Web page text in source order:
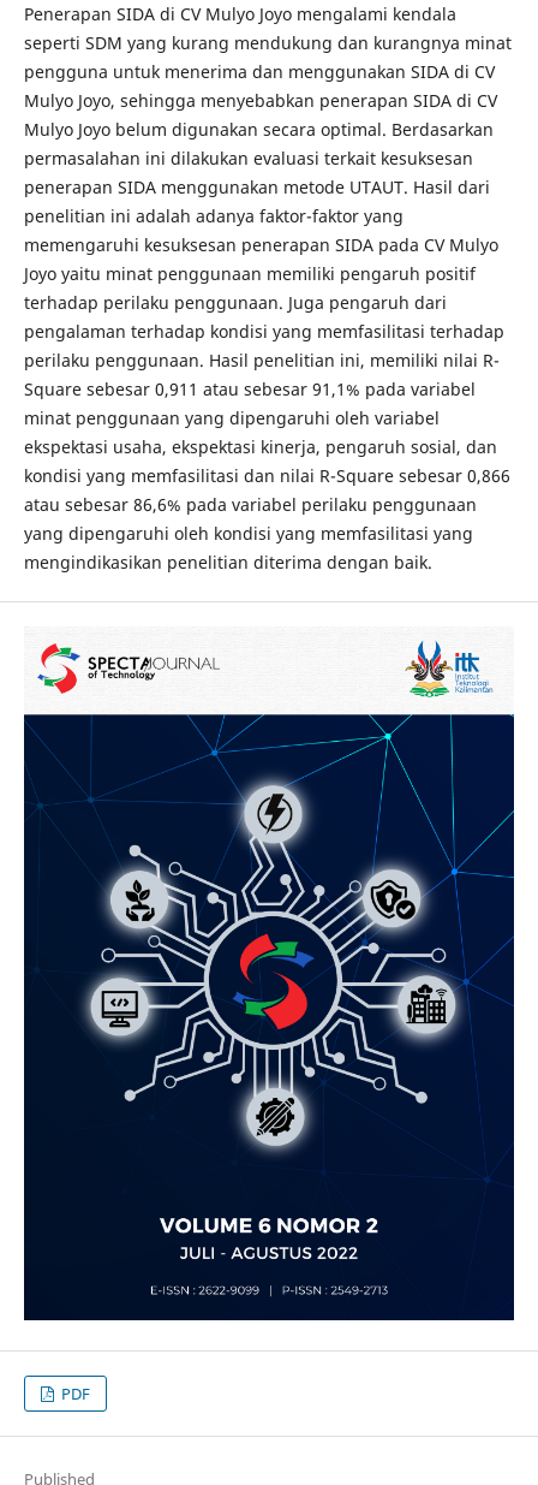
Penerapan SIDA di CV Mulyo Joyo mengalami kendala
seperti SDM yang kurang mendukung dan kurangnya minat
pengguna untuk menerima dan menggunakan SIDA di CV
Mulyo Joyo, sehingga menyebabkan penerapan SIDA di CV
Mulyo Joyo belum digunakan secara optimal. Berdasarkan
permasalahan ini dilakukan evaluasi terkait kesuksesan
penerapan SIDA menggunakan metode UTAUT. Hasil dari
penelitian ini adalah adanya faktor-faktor yang
memengaruhi kesuksesan penerapan SIDA pada CV Mulyo
Joyo yaitu minat penggunaan memiliki pengaruh positif
terhadap perilaku penggunaan. Juga pengaruh dari
pengalaman terhadap kondisi yang memfasilitasi terhadap
perilaku penggunaan. Hasil penelitian ini, memiliki nilai R-
Square sebesar 0,911 atau sebesar 91,1% pada variabel
minat penggunaan yang dipengaruhi oleh variabel
ekspektasi usaha, ekspektasi kinerja, pengaruh sosial, dan
kondisi yang memfasilitasi dan nilai R-Square sebesar 0,866
atau sebesar 86,6% pada variabel perilaku penggunaan
yang dipengaruhi oleh kondisi yang memfasilitasi yang
mengindikasikan penelitian diterima dengan baik.
PDF
Published